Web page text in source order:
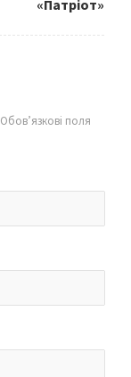
«Патріот»
Обов’язкові поля